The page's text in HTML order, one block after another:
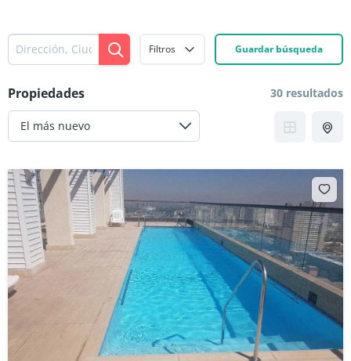
Filtros Guardar búsqueda
Propiedades 30 resultados